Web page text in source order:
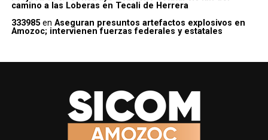
camino a las Loberas en Tecali de Herrera
333985en Aseguran presuntos artefactos explosivos en
Amozoc; intervienen fuerzas federales y estatales